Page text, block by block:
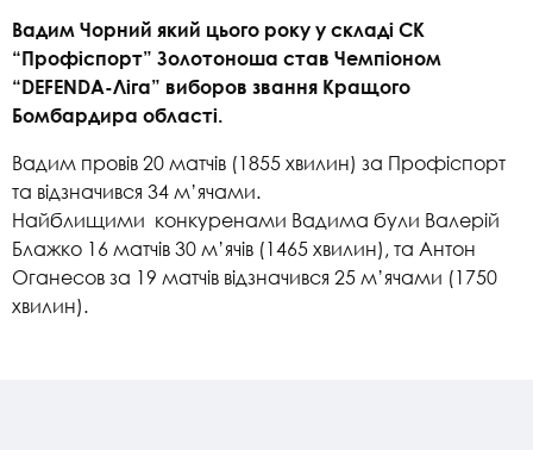
Вадим Чорний який цього року у складі СК
“Профіспорт” Золотоноша став Чемпіоном
“DEFENDA-Ліга” виборов звання Кращого
Бомбардира області.
Вадим провів 20 матчів (1855 хвилин) за Профіспорт
та відзначився 34 м’ячами.
Найблищими конкуренами Вадима були Валерій
Блажко 16 матчів 30 м’ячів (1465 хвилин), та Антон
Оганесов за 19 матчів відзначився 25 м’ячами (1750
хвилин).